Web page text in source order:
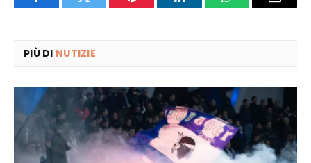
FacebookTwitter Pinterest LinkedInWhatsAppEmail
PIÙ DI NUTIZIE